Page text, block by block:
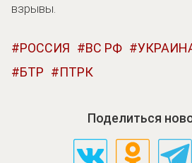
взрывы.
РОССИЯ ВС РФ
БТР
ПТРК
Поделиться